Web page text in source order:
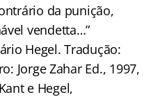
da punição,
vendetta…”
Hegel. Tradução:
Jorge Zahar Ed., 1997,
e Hegel,